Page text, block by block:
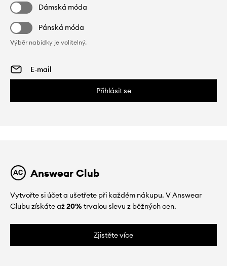
Dámská móda
Pánská móda
Výběr nabídky je volitelný.
Přihlásit se
Answear Club
Vytvořte si účet a ušetřete při každém nákupu. V Answear
Clubu získáte až20%trvalou slevu z běžných cen.
Zjistěte více